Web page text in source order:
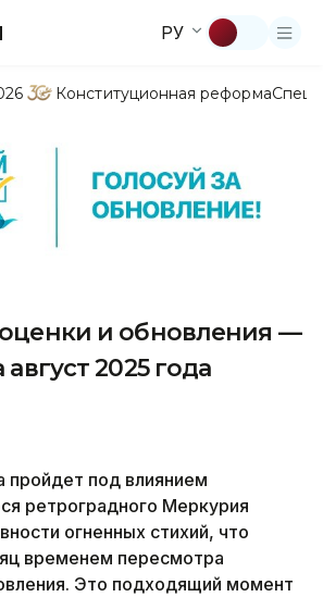
РУ
Конституционная реформа
и обновления —
2025 года
пройдет под влиянием
ретроградного Меркурия
огненных стихий, что
временем пересмотра
Это подходящий момент